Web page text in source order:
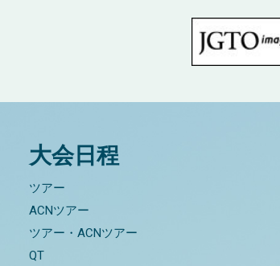
大会日程
ツアー
ACNツアー
ツアー・ACNツアー
QT